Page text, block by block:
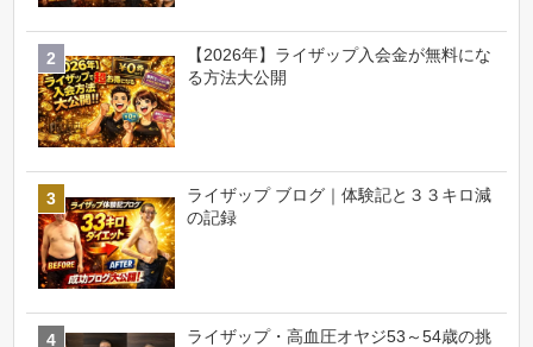
【2026年】ライザップ入会金が無料にな
る方法大公開
ライザップ ブログ｜体験記と３３キロ減
の記録
ライザップ・高血圧オヤジ53～54歳の挑